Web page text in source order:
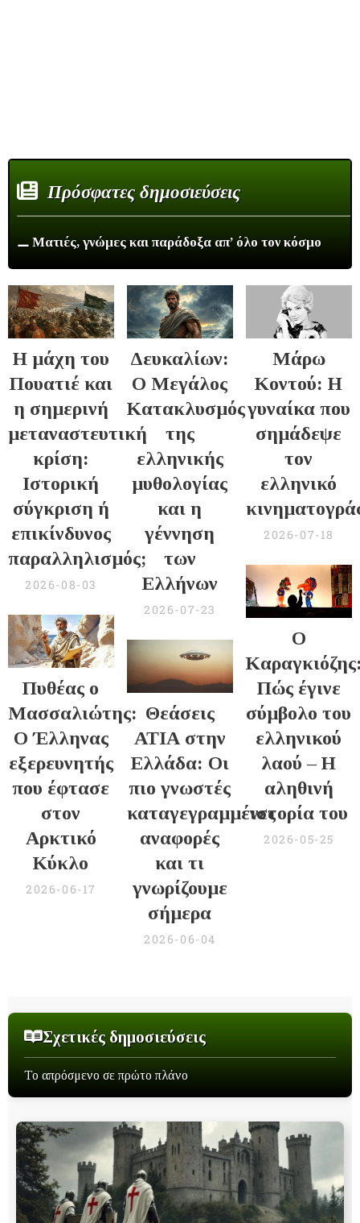
Πρόσφατες δημοσιεύσεις
⚊ Ματιές, γνώμες και παράδοξα απ’ όλο τον κόσμο
Η μάχη του
Πουατιέ και
η σημερινή
μεταναστευτική
κρίση:
Ιστορική
σύγκριση ή
επικίνδυνος
παραλληλισμός;
2026-08-03
Δευκαλίων:
Ο Μεγάλος
Κατακλυσμός
της
ελληνικής
μυθολογίας
και η
γέννηση
των
Ελλήνων
2026-07-23
Μάρω
Κοντού: Η
γυναίκα που
σημάδεψε
τον
ελληνικό
2026-07-18
Πυθέας ο
Μασσαλιώτης:
Ο Έλληνας
εξερευνητής
που έφτασε
στον
Αρκτικό
Κύκλο
2026-06-17
Θεάσεις
ΑΤΙΑ στην
Ελλάδα: Οι
πιο γνωστές
καταγεγραμμένες
αναφορές
και τι
γνωρίζουμε
σήμερα
2026-06-04
Ο
Πώς έγινε
σύμβολο του
ελληνικού
λαού – Η
αληθινή
ιστορία του
2026-05-25
Σχετικές δημοσιεύσεις
Το απρόσμενο σε πρώτο πλάνο